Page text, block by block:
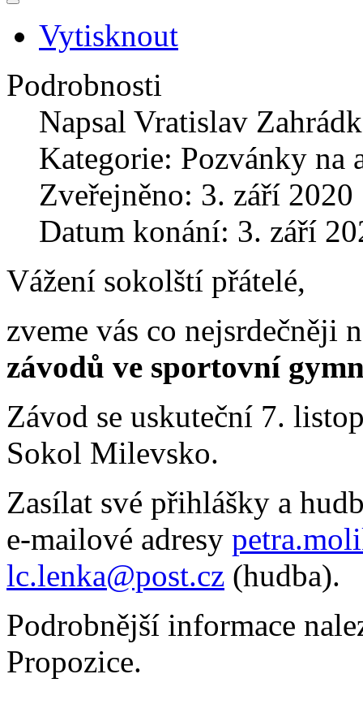
Vytisknout
Podrobnosti
Napsal Vratislav
Kategorie: Pozvánky na
Zveřejněno: 3. září 2020
Datum konání: 3. září
Vážení sokolští přátelé,
zveme vás co nejsrdečněji
závodů ve sportovní
Závod se uskuteční 7.
Sokol Milevsko.
Zasílat své přihlášky a
e-mailové adresy
lc.lenka@post.cz (hudba).
Podrobnější informace
Propozice.